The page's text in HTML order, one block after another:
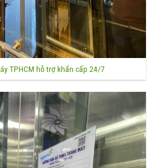
TPHCM hỗ trợ khẩn cấp 24/7